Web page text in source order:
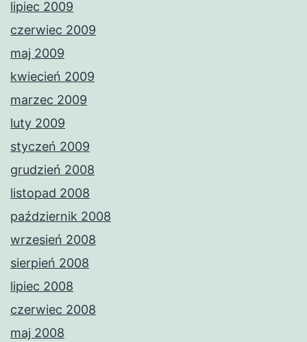
lipiec 2009
czerwiec 2009
maj 2009
kwiecień 2009
marzec 2009
luty 2009
styczeń 2009
grudzień 2008
listopad 2008
październik 2008
wrzesień 2008
sierpień 2008
lipiec 2008
czerwiec 2008
maj 2008